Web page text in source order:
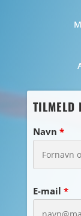
TILMELD
Navn *
E-mail *